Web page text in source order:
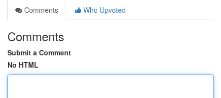
Comments
Who Upvoted
Comments
Submit a Comment
No HTML